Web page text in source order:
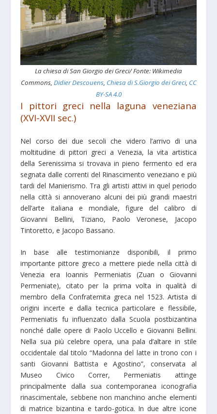
La chiesa di San Giorgio dei Greci/ Fonte: Wikimedia
Commons, Didier Descouens, Chiesa di S.Giorgio dei Greci, CC
BY-SA 4.0
I pittori greci nella laguna veneziana
(XVI-XVII sec.)
Nel corso dei due secoli che videro l’arrivo di una
moltitudine di pittori greci a Venezia, la vita artistica
della Serenissima si trovava in pieno fermento ed era
segnata dalle correnti del Rinascimento veneziano e più
tardi del Manierismo. Tra gli artisti attivi in quel periodo
nella città si annoverano alcuni dei più grandi maestri
dell’arte italiana e mondiale, figure del calibro di
Giovanni Bellini, Tiziano, Paolo Veronese, Jacopo
Tintoretto, e Jacopo Bassano.
In base alle testimonianze disponibili, il primo
importante pittore greco a mettere piede nella città di
Venezia era Ioannis Permeniatis (Zuan o Giovanni
Permeniate), citato per la prima volta in qualità di
membro della Confraternita greca nel 1523. Artista di
origini incerte e dalla tecnica particolare e flessibile,
Permeniatis fu influenzato dalla Scuola postbizantina
nonché dalle opere di Paolo Uccello e Giovanni Bellini.
Nella sua più celebre opera, una pala d’altare in stile
occidentale dal titolo “Madonna del latte in trono con i
santi Giovanni Battista e Agostino”, conservata al
Museo Civico Correr, Permeniatis attinge
principalmente dalla sua contemporanea iconografia
rinascimentale, sebbene non manchino anche elementi
di matrice bizantina e tardo-gotica. In due altre icone